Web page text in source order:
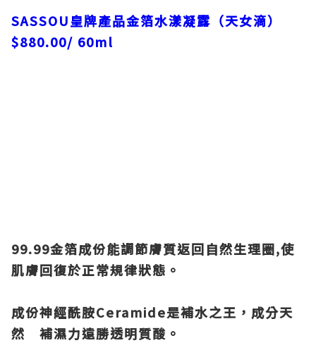
SASSOU皇牌產品金箔水漾凝露（天女滴）
$880.00/ 60ml
99.99金箔成份能調節膚質返回自然生理圈,使
肌膚回復於正常規律狀態。
成份神經酰胺Ceramide是補水之王，成分天
然 補濕力遠勝透明質酸。